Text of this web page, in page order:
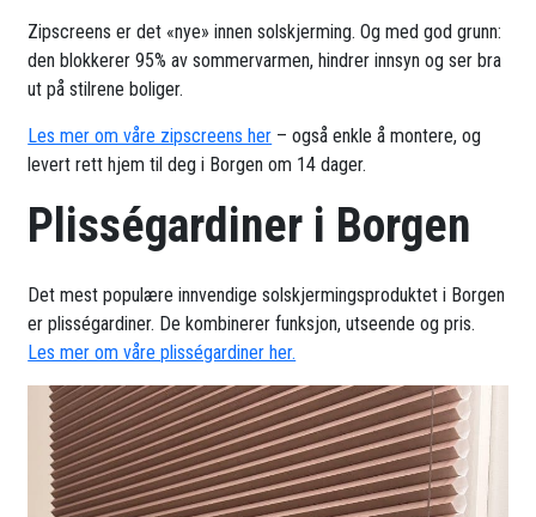
Zipscreens er det «nye» innen solskjerming. Og med god grunn:
den blokkerer 95% av sommervarmen, hindrer innsyn og ser bra
ut på stilrene boliger.
Les mer om våre zipscreens her – også enkle å montere, og
levert rett hjem til deg i Borgen om 14 dager.
Plisségardiner i Borgen
Det mest populære innvendige solskjermingsproduktet i Borgen
er plisségardiner. De kombinerer funksjon, utseende og pris.
Les mer om våre plisségardiner her.